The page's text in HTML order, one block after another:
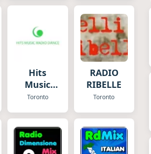
Hits
Music
Radio
Toronto
RADIO
RIBELLE
Toronto